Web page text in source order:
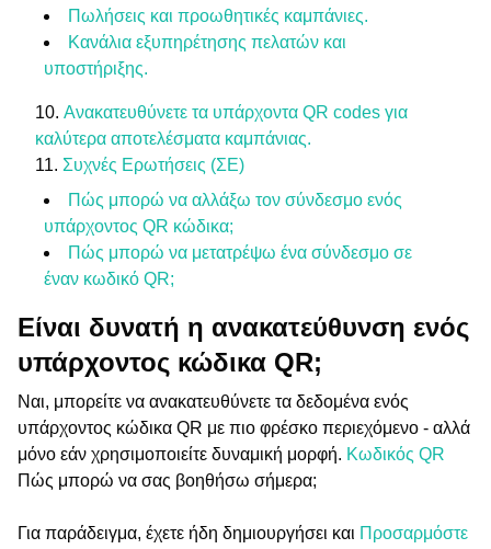
Πωλήσεις και προωθητικές καμπάνιες.
Κανάλια εξυπηρέτησης πελατών και
υποστήριξης.
Ανακατευθύνετε τα υπάρχοντα QR codes για
καλύτερα αποτελέσματα καμπάνιας.
Συχνές Ερωτήσεις (ΣΕ)
Πώς μπορώ να αλλάξω τον σύνδεσμο ενός
υπάρχοντος QR κώδικα;
Πώς μπορώ να μετατρέψω ένα σύνδεσμο σε
έναν κωδικό QR;
Είναι δυνατή η ανακατεύθυνση ενός
υπάρχοντος κώδικα QR;
Ναι, μπορείτε να ανακατευθύνετε τα δεδομένα ενός
υπάρχοντος κώδικα QR με πιο φρέσκο περιεχόμενο - αλλά
μόνο εάν χρησιμοποιείτε δυναμική μορφή. Κωδικός QR
Πώς μπορώ να σας βοηθήσω σήμερα;
Για παράδειγμα, έχετε ήδη δημιουργήσει και Προσαρμόστε